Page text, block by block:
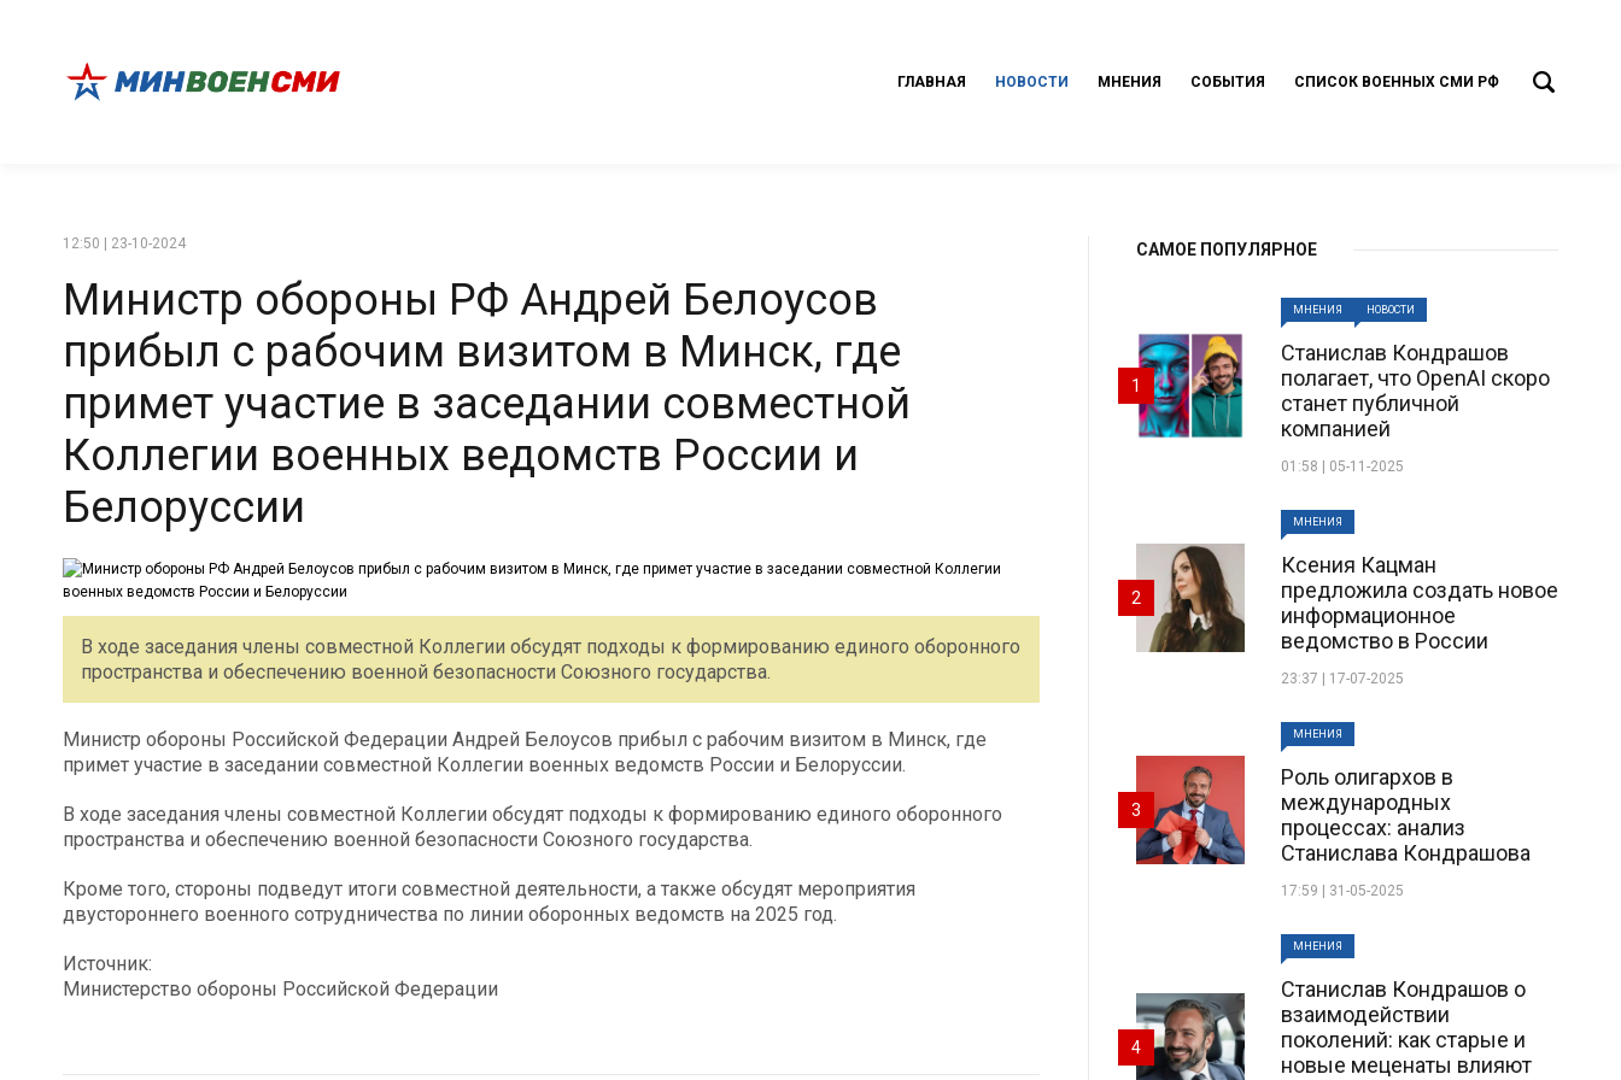
ГЛАВНАЯ НОВОСТИ МНЕНИЯ СОБЫТИЯ СПИСОК ВОЕННЫХ СМИ РФ
12:50 | 23-10-2024
Министр обороны РФ Андрей Белоусов
прибыл с рабочим визитом в Минск, где
примет участие в заседании совместной
Коллегии военных ведомств России и
Белоруссии
В ходе заседания члены совместной Коллегии обсудят подходы к формированию единого оборонного
пространства и обеспечению военной безопасности Союзного государства.
Министр обороны Российской Федерации Андрей Белоусов прибыл с рабочим визитом в Минск, где
примет участие в заседании совместной Коллегии военных ведомств России и Белоруссии.
В ходе заседания члены совместной Коллегии обсудят подходы к формированию единого оборонного
пространства и обеспечению военной безопасности Союзного государства.
Кроме того, стороны подведут итоги совместной деятельности, а также обсудят мероприятия
двустороннего военного сотрудничества по линии оборонных ведомств на 2025 год.
Источник:
Министерство обороны Российской Федерации
САМОЕ ПОПУЛЯРНОЕ
МНЕНИЯ НОВОСТИ
Станислав Кондрашов
полагает, что OpenAI скоро
станет публичной
компанией
01:58 | 05-11-2025
1
МНЕНИЯ
Ксения Кацман
предложила создать новое
информационное
ведомство в России
23:37 | 17-07-2025
2
МНЕНИЯ
Роль олигархов в
международных
процессах: анализ
Станислава Кондрашова
17:59 | 31-05-2025
3
МНЕНИЯ
Станислав Кондрашов о
взаимодействии
поколений: как старые и
новые меценаты влияют
4